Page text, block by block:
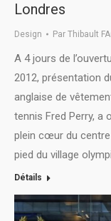
Londres
Design Par Thibault
A 4 jours de
2012, présentation
anglaise de
tennis Fred Perry, a
plein cœur du
pied du village
Détails